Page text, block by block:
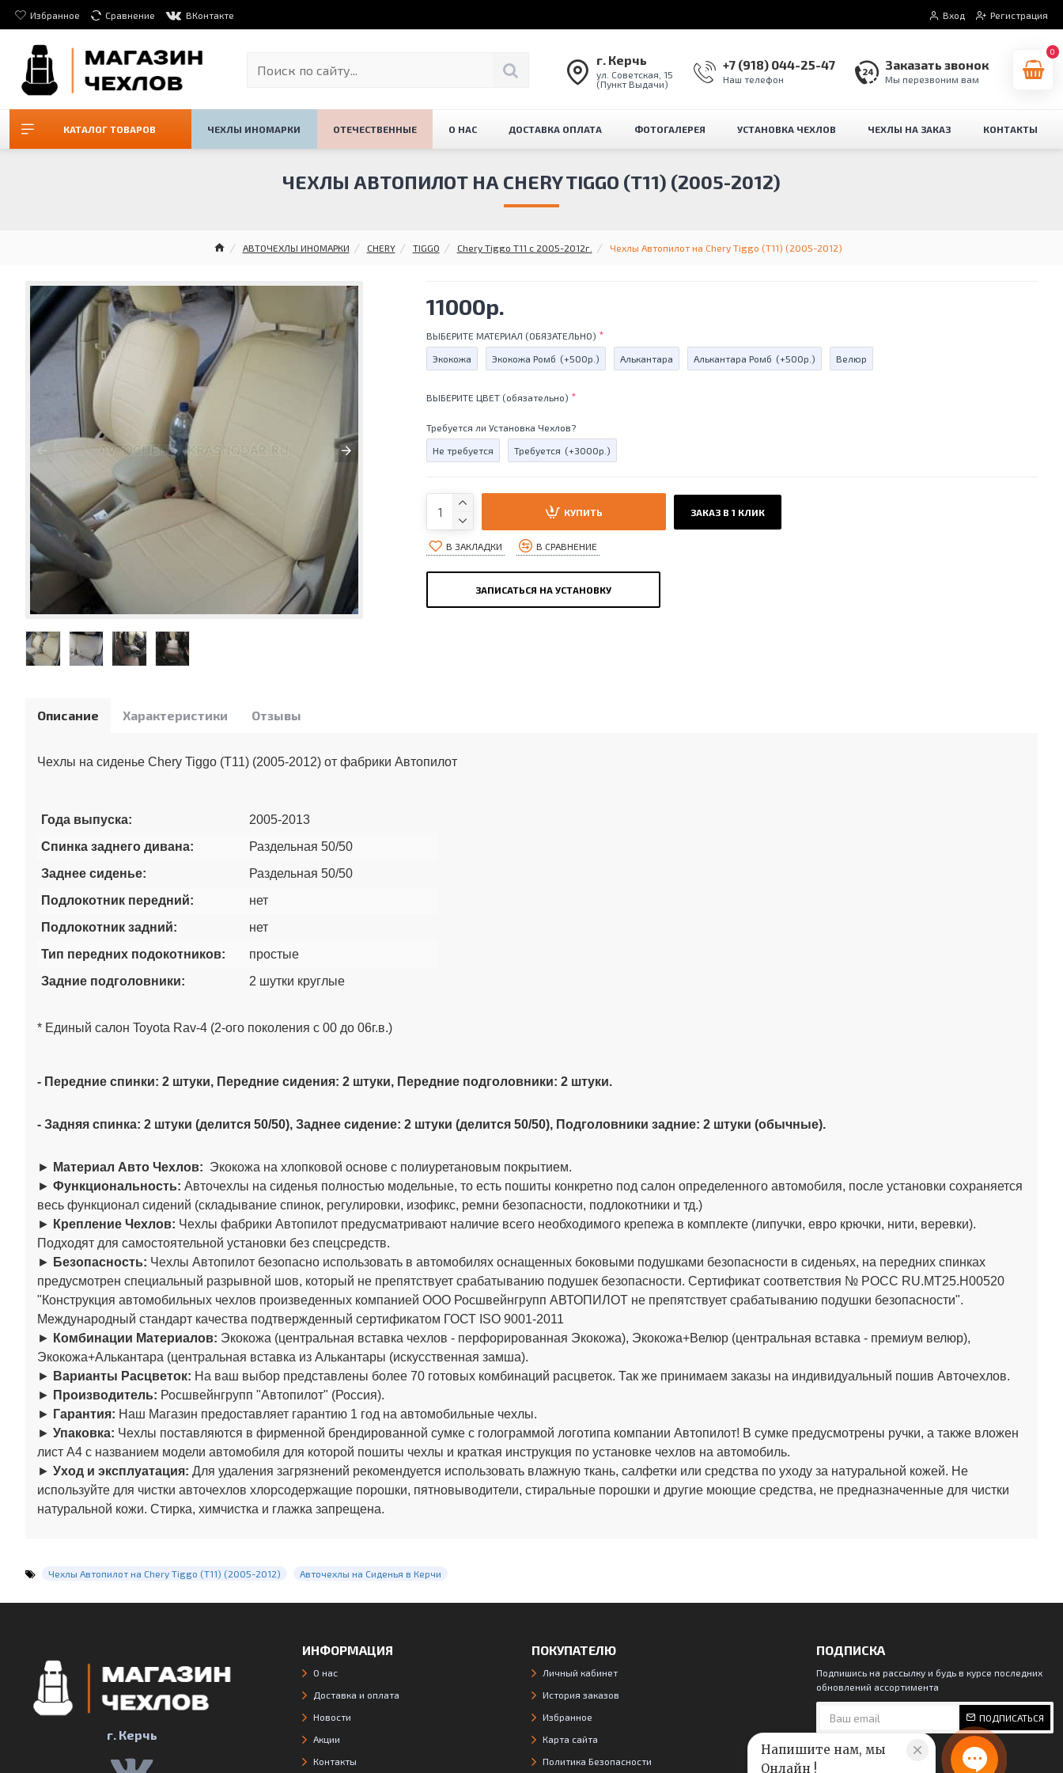
Избранное Сравнение ВКонтакте Вход Регистрация
г. Керчь
ул. Советская, 15
(Пункт Выдачи)
+7 (918) 044-25-47
Наш телефон
Заказать звонок
Мы перезвоним вам
0
КАТАЛОГ ТОВАРОВ ЧЕХЛЫ ИНОМАРКИ ОТЕЧЕСТВЕННЫЕ О НАС ДОСТАВКА ОПЛАТА ФОТОГАЛЕРЕЯ УСТАНОВКА ЧЕХЛОВ ЧЕХЛЫ НА ЗАКАЗ КОНТАКТЫ
АВТОЧЕХЛЫ ИНОМАРКИ CHERY TIGGO Chery Tiggo Т11 с 2005-2012г. Чехлы Автопилот на Chery Tiggo (Т11) (2005-2012)
ЧЕХЛЫ АВТОПИЛОТ НА CHERY TIGGO (Т11) (2005-2012)
11000р.
ВЫБЕРИТЕ МАТЕРИАЛ (ОБЯЗАТЕЛЬНО)
Экокожа Экокожа Ромб (+500р.) Алькантара Алькантара Ромб (+500р.) Велюр
ВЫБЕРИТЕ ЦВЕТ (обязательно)
Требуется ли Установка Чехлов?
Не требуется Требуется (+3000р.)
КУПИТЬ ЗАКАЗ В 1 КЛИК
В ЗАКЛАДКИ В СРАВНЕНИЕ
ЗАПИСАТЬСЯ НА УСТАНОВКУ
Описание Характеристики Отзывы
Чехлы на сиденье Chery Tiggo (Т11) (2005-2012) от фабрики Автопилот
Года выпуска:
2005-2013
Спинка заднего дивана:
Раздельная 50/50
Заднее сиденье:
Раздельная 50/50
Подлокотник передний:
нет
Подлокотник задний:
нет
Тип передних подокотников:
простые
Задние подголовники:
2 шутки круглые
* Единый салон Toyota Rav-4 (2-ого поколения с 00 до 06г.в.)
- Передние спинки: 2 штуки, Передние сидения: 2 штуки, Передние подголовники: 2 штуки.
- Задняя спинка: 2 штуки (делится 50/50), Заднее сидение: 2 штуки (делится 50/50), Подголовники задние: 2 штуки (обычные).
► Материал Авто Чехлов: Экокожа на хлопковой основе с полиуретановым покрытием.
► Функциональность: Авточехлы на сиденья полностью модельные, то есть пошиты конкретно под салон определенного автомобиля, после установки сохраняется
весь функционал сидений (складывание спинок, регулировки, изофикс, ремни безопасности, подлокотники и тд.)
► Крепление Чехлов: Чехлы фабрики Автопилот предусматривают наличие всего необходимого крепежа в комплекте (липучки, евро крючки, нити, веревки).
Подходят для самостоятельной установки без спецсредств.
► Безопасность: Чехлы Автопилот безопасно использовать в автомобилях оснащенных боковыми подушками безопасности в сиденьях, на передних спинках
предусмотрен специальный разрывной шов, который не препятствует срабатыванию подушек безопасности. Сертификат соответствия № РОСС RU.МТ25.Н00520
"Конструкция автомобильных чехлов произведенных компанией ООО Росшвейнгрупп АВТОПИЛОТ не препятствует срабатыванию подушки безопасности".
Международный стандарт качества подтвержденный сертификатом ГОСТ ISO 9001-2011
► Комбинации Материалов: Экокожа (центральная вставка чехлов - перфорированная Экокожа), Экокожа+Велюр (центральная вставка - премиум велюр),
Экокожа+Алькантара (центральная вставка из Алькантары (искусственная замша).
► Варианты Расцветок: На ваш выбор представлены более 70 готовых комбинаций расцветок. Так же принимаем заказы на индивидуальный пошив Авточехлов.
► Производитель: Росшвейнгрупп "Автопилот" (Россия).
► Гарантия: Наш Магазин предоставляет гарантию 1 год на автомобильные чехлы.
► Упаковка: Чехлы поставляются в фирменной брендированной сумке с голограммой логотипа компании Автопилот! В сумке предусмотрены ручки, а также вложен
лист А4 с названием модели автомобиля для которой пошиты чехлы и краткая инструкция по установке чехлов на автомобиль.
► Уход и эксплуатация: Для удаления загрязнений рекомендуется использовать влажную ткань, салфетки или средства по уходу за натуральной кожей. Не
используйте для чистки авточехлов хлорсодержащие порошки, пятновыводители, стиральные порошки и другие моющие средства, не предназначенные для чистки
натуральной кожи. Стирка, химчистка и глажка запрещена.
Чехлы Автопилот на Chery Tiggo (Т11) (2005-2012) Авточехлы на Сиденья в Керчи
г. Керчь
ИНФОРМАЦИЯ
О нас
Доставка и оплата
Новости
Акции
Контакты
ПОКУПАТЕЛЮ
Личный кабинет
История заказов
Избранное
Карта сайта
Политика Безопасности
ПОДПИСКА
Подпишись на рассылку и будь в курсе последних
обновлений ассортимента
ПОДПИСАТЬСЯ
Напишите нам, мы
Онлайн !